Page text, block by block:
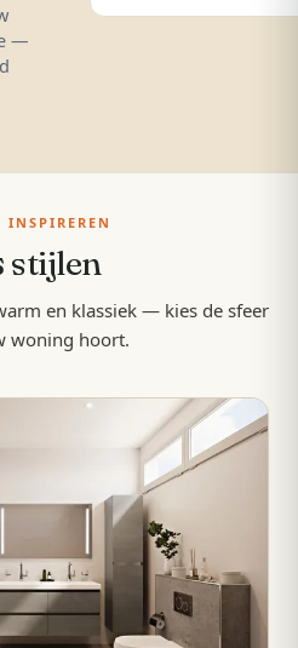
—
INSPIREREN
stijlen
en klassiek — kies de sfeer
woning hoort.